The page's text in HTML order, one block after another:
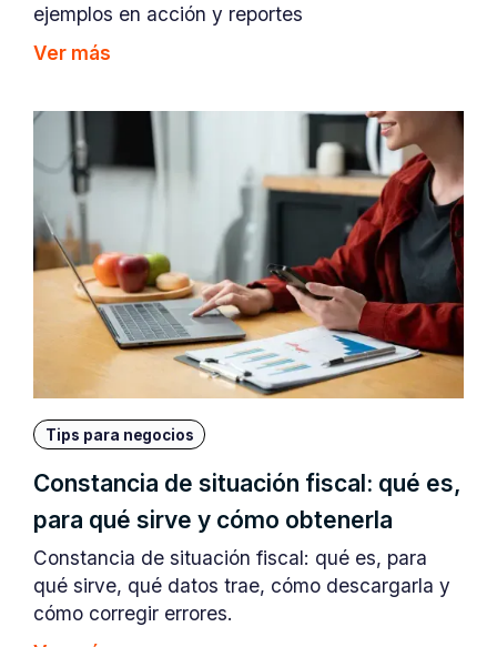
ejemplos en acción y reportes
Ver más
Tips para negocios
Constancia de situación fiscal: qué es,
para qué sirve y cómo obtenerla
Constancia de situación fiscal: qué es, para
qué sirve, qué datos trae, cómo descargarla y
cómo corregir errores.